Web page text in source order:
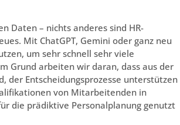
Daten – nichts anderes sind HR-
Mit ChatGPT, Gemini oder ganz neu
um sehr schnell sehr viele
Grund arbeiten wir daran, dass aus der
der Entscheidungsprozesse unterstützen
von Mitarbeitenden in
die prädiktive Personalplanung genutzt